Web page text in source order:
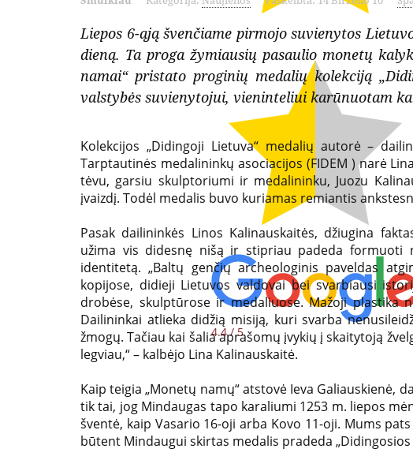
žymiausių
pasaulio
monetų
kalyklų
ir
oficiali
monetų
ir
medalių
platintoja
Lietuvoje
4.4 / 5
Liepos 6-ąją švenčiame pirmojo suvienytos
dieną. Ta proga žymiausių pasaulio monetų
namai“ pristato proginių medalių kolekciją
valstybės suvienytojui, vieninteliui karūnuotam
Kolekcijos „Didingoji Lietuva“ medalių autorė –
Tarptautinės medalininkų asociacijos (FIDEM ) narė
tėvu, garsiu skulptoriumi ir medalininku, Juozu
įvaizdį. Todėl medalis buvo kuriamas remiantis
Pasak dailininkės Linos Kalinauskaitės, džiugina
užima vis didesnę nišą ir stipriau padeda
identitetą. „Baltų genčių archeologinis paveldas
kopijose, didieji Lietuvos valdovai bei svarbiausi
drobėse, skulptūrose ir medaliuose. Mažoji
Dailininkai atlieka didžią misiją, kuri svarba
žmogų. Tačiau kai šalia aprašomų įvykių į skaitytoją
legviau,“ – kalbėjo Lina Kalinauskaitė.
Kaip teigia „Monetų namų“ atstovė Ieva Galiauskienė,
tik tai, jog Mindaugas tapo karaliumi 1253 m. liepos
šventė, kaip Vasario 16-oji arba Kovo 11-oji. Mums
būtent Mindaugui skirtas medalis pradeda „Didingosios
kolekcinių
monetų
ir
medalių
platintoja
Lietuvoje